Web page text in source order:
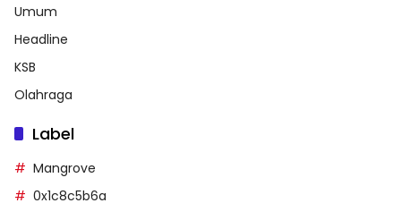
Umum
Headline
KSB
Olahraga
Label
Mangrove
0x1c8c5b6a